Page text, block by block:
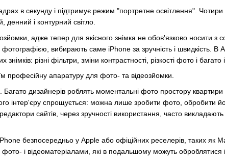
в секунду і підтримує режим "портретне освітлення".
денний і контурний світло.
адже тепер для якісного знімка не обов'язково носити з
вибирають саме iPhone за зручність і швидкість. В
різні фільтри, зміни контрастності, різкості фото і багато
професійну апаратуру для фото- та відеозйомки.
дизайнерів роблять моментальні фото простору квартири
інтер'єру спрощується: можна лише зробити фото, обробити
сайтів, через зручності використання, часто
безпосередньо у Apple або офіційних реселерів, таких як
і відеоматеріалами, які в подальшому можуть оброблятися